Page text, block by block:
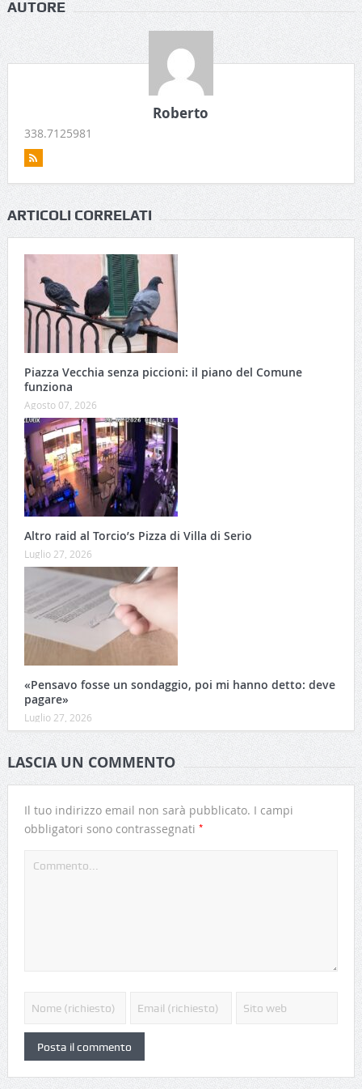
AUTORE
Roberto
338.7125981
ARTICOLI CORRELATI
Piazza Vecchia senza piccioni: il piano del Comune
funziona
Agosto 07, 2026
Altro raid al Torcio’s Pizza di Villa di Serio
Luglio 27, 2026
«Pensavo fosse un sondaggio, poi mi hanno detto: deve
pagare»
Luglio 27, 2026
LASCIA UN COMMENTO
Il tuo indirizzo email non sarà pubblicato. I campi
obbligatori sono contrassegnati *